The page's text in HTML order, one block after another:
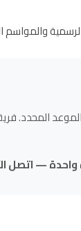
المحدد.
واحدة — اتصل